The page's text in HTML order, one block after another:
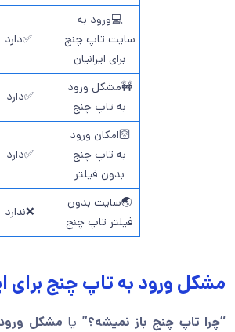
💻ورود به
سایت تاپ چنج
برای ایرانیان
✅دارد
🚧مشکل ورود
به تاپ چنج
✅دارد
🛜امکان ورود
به تاپ چنج
بدون فیلتر
✅دارد
🌏سایت بدون
فیلتر تاپ چنج
❌ندارد
مشکل ورود به تاپ چنج برای
“چرا تاپ چنج باز نمیشه؟” یا مشکل